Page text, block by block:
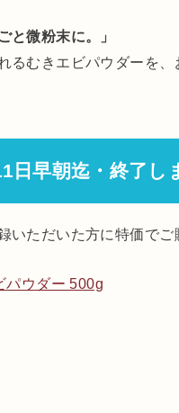
と微粉末に。」
るむきエビパウダーを
日早朝迄・終了し
ただいた方に特価でご
パウダー 500g